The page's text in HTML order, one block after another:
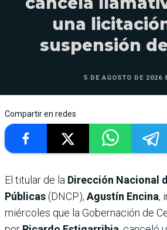
una
suspensión
5 DE AGOSTO DE 2026
Compartir en redes
El titular de la Dirección Nacional
Públicas(DNCP), Agustín Encina,
miércoles que la Gobernación de